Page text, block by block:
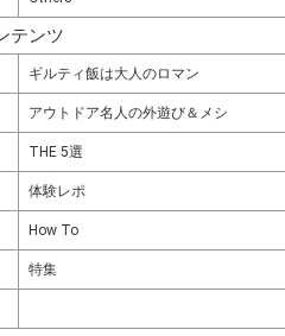
テンツ
ギルティ飯は大人のロマン
アウトドア名人の外遊び＆メシ
THE 5選
体験レポ
How To
特集